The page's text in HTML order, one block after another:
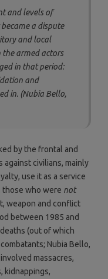
and levels of
a dispute
and local
the armed actors
in that period:
and
in. (Nubia Bello,
by the frontal and
against civilians, mainly
use it as a service
those who were not
weapon and conflict
between 1985 and
(out of which
Nubia Bello,
massacres,
kidnappings,